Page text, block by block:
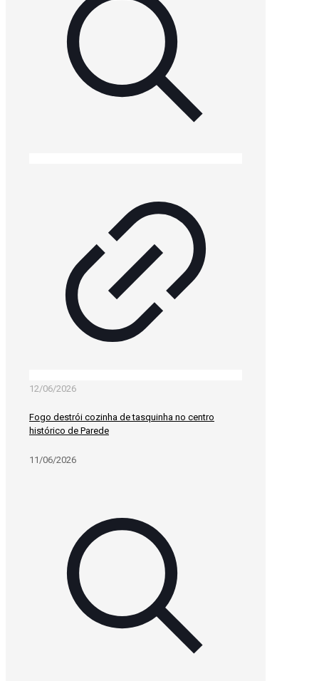
12/06/2026
Fogo destrói cozinha de tasquinha no centro
histórico de Parede
11/06/2026